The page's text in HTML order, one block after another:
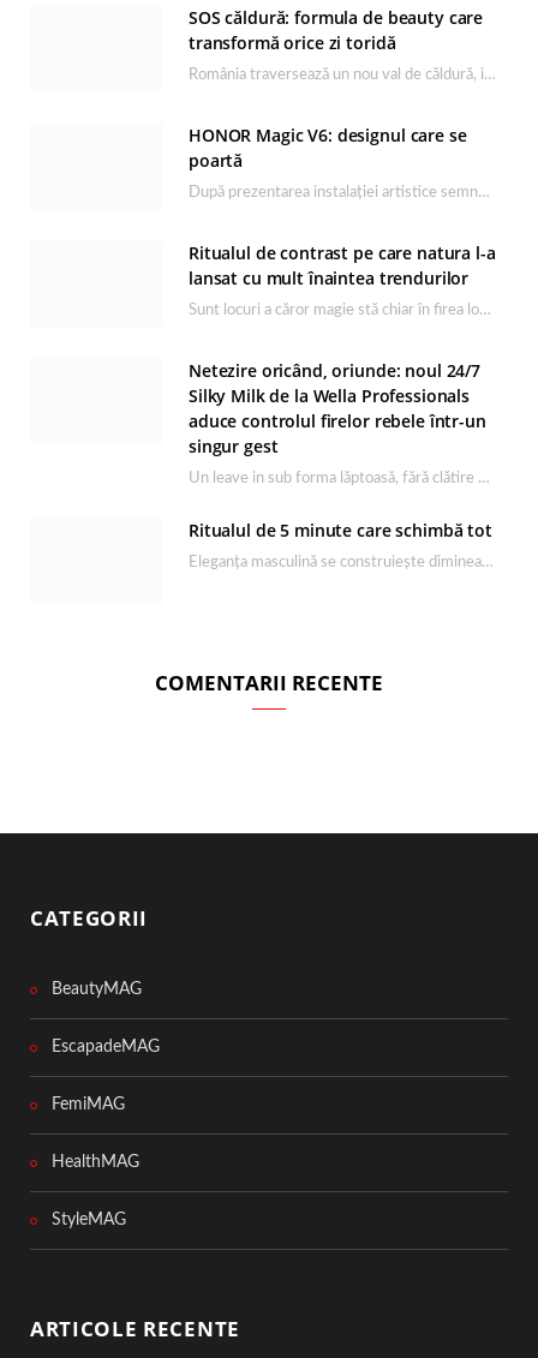
SOS căldură: formula de beauty care
transformă orice zi toridă
România traversează un nou val de căldură, iar rutina de îngrijire capătă un rol esențial…
HONOR Magic V6: designul care se
poartă
După prezentarea instalației artistice semnată de Catrinel Săbăciag în cadrul evenimentului de lansare HONOR Magic…
Ritualul de contrast pe care natura l-a
lansat cu mult înaintea trendurilor
Sunt locuri a căror magie stă chiar în firea lor naturală, iar Lacul Ursu din…
Netezire oricând, oriunde: noul 24/7
Silky Milk de la Wella Professionals
aduce controlul firelor rebele într-un
singur gest
Un leave in sub forma lăptoasă, fără clătire care completează rutina Ultimate Smooth și transformă…
Ritualul de 5 minute care schimbă tot
Eleganța masculină se construiește dimineața, în câteva minute și cu produsele potrivite. O rutină de…
COMENTARII RECENTE
CATEGORII
BeautyMAG
EscapadeMAG
FemiMAG
HealthMAG
StyleMAG
ARTICOLE RECENTE